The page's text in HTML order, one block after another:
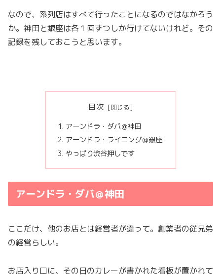
なので、系列店はすべて行ったことになるのではなかろう
か。神田と銀座は各１回ずつしか行けてないけれど。その
記録を残しておこうと思います。
目次
アーンドラ・ダバ＠神田
アーンドラ・ライニング＠銀座
やっぱり渋谷押しです
アーンドラ・ダバ＠神田
ここだけ、他のお店とは経営者が違って。創業者の従兄弟
の経営らしい。
お店入り口に、その日のカレーが書かれた看板が置かれて